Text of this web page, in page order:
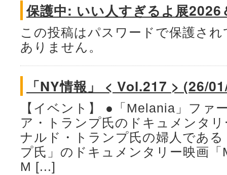
保護中: いい人すぎるよ展2026
この投稿はパスワードで保護さ
ありません。
「NY情報」 < Vol.217 > (26/
【イベント】 ●「Melania」ファ
ア・トランプ氏のドキュメンタ
ナルド・トランプ氏の婦人であ
プ氏」のドキュメンタリー映画
M [...]